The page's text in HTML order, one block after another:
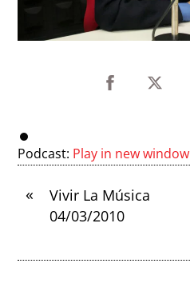
Podcast: Play in new window
«
Vivir La Música
04/03/2010